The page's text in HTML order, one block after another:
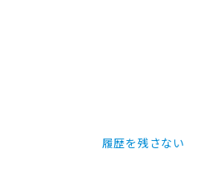
履歴を残さない